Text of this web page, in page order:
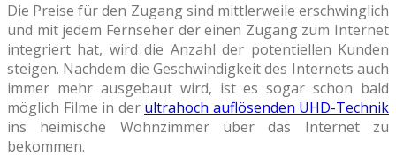
Die Preise für den Zugang sind mittlerweile erschwinglich
und mit jedem Fernseher der einen Zugang zum Internet
integriert hat, wird die Anzahl der potentiellen Kunden
steigen. Nachdem die Geschwindigkeit des Internets auch
immer mehr ausgebaut wird, ist es sogar schon bald
möglich Filme in der ultrahoch auflösenden UHD-Technik
ins heimische Wohnzimmer über das Internet zu
bekommen.